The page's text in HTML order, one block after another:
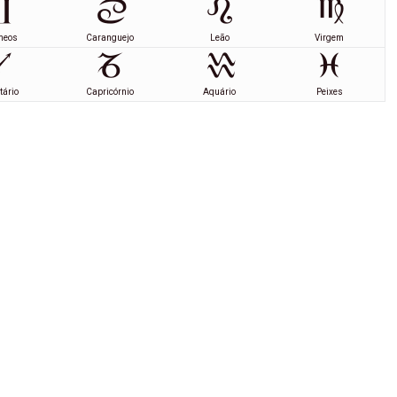
Caranguejo Leão Virgem
Capricórnio Aquário Peixes